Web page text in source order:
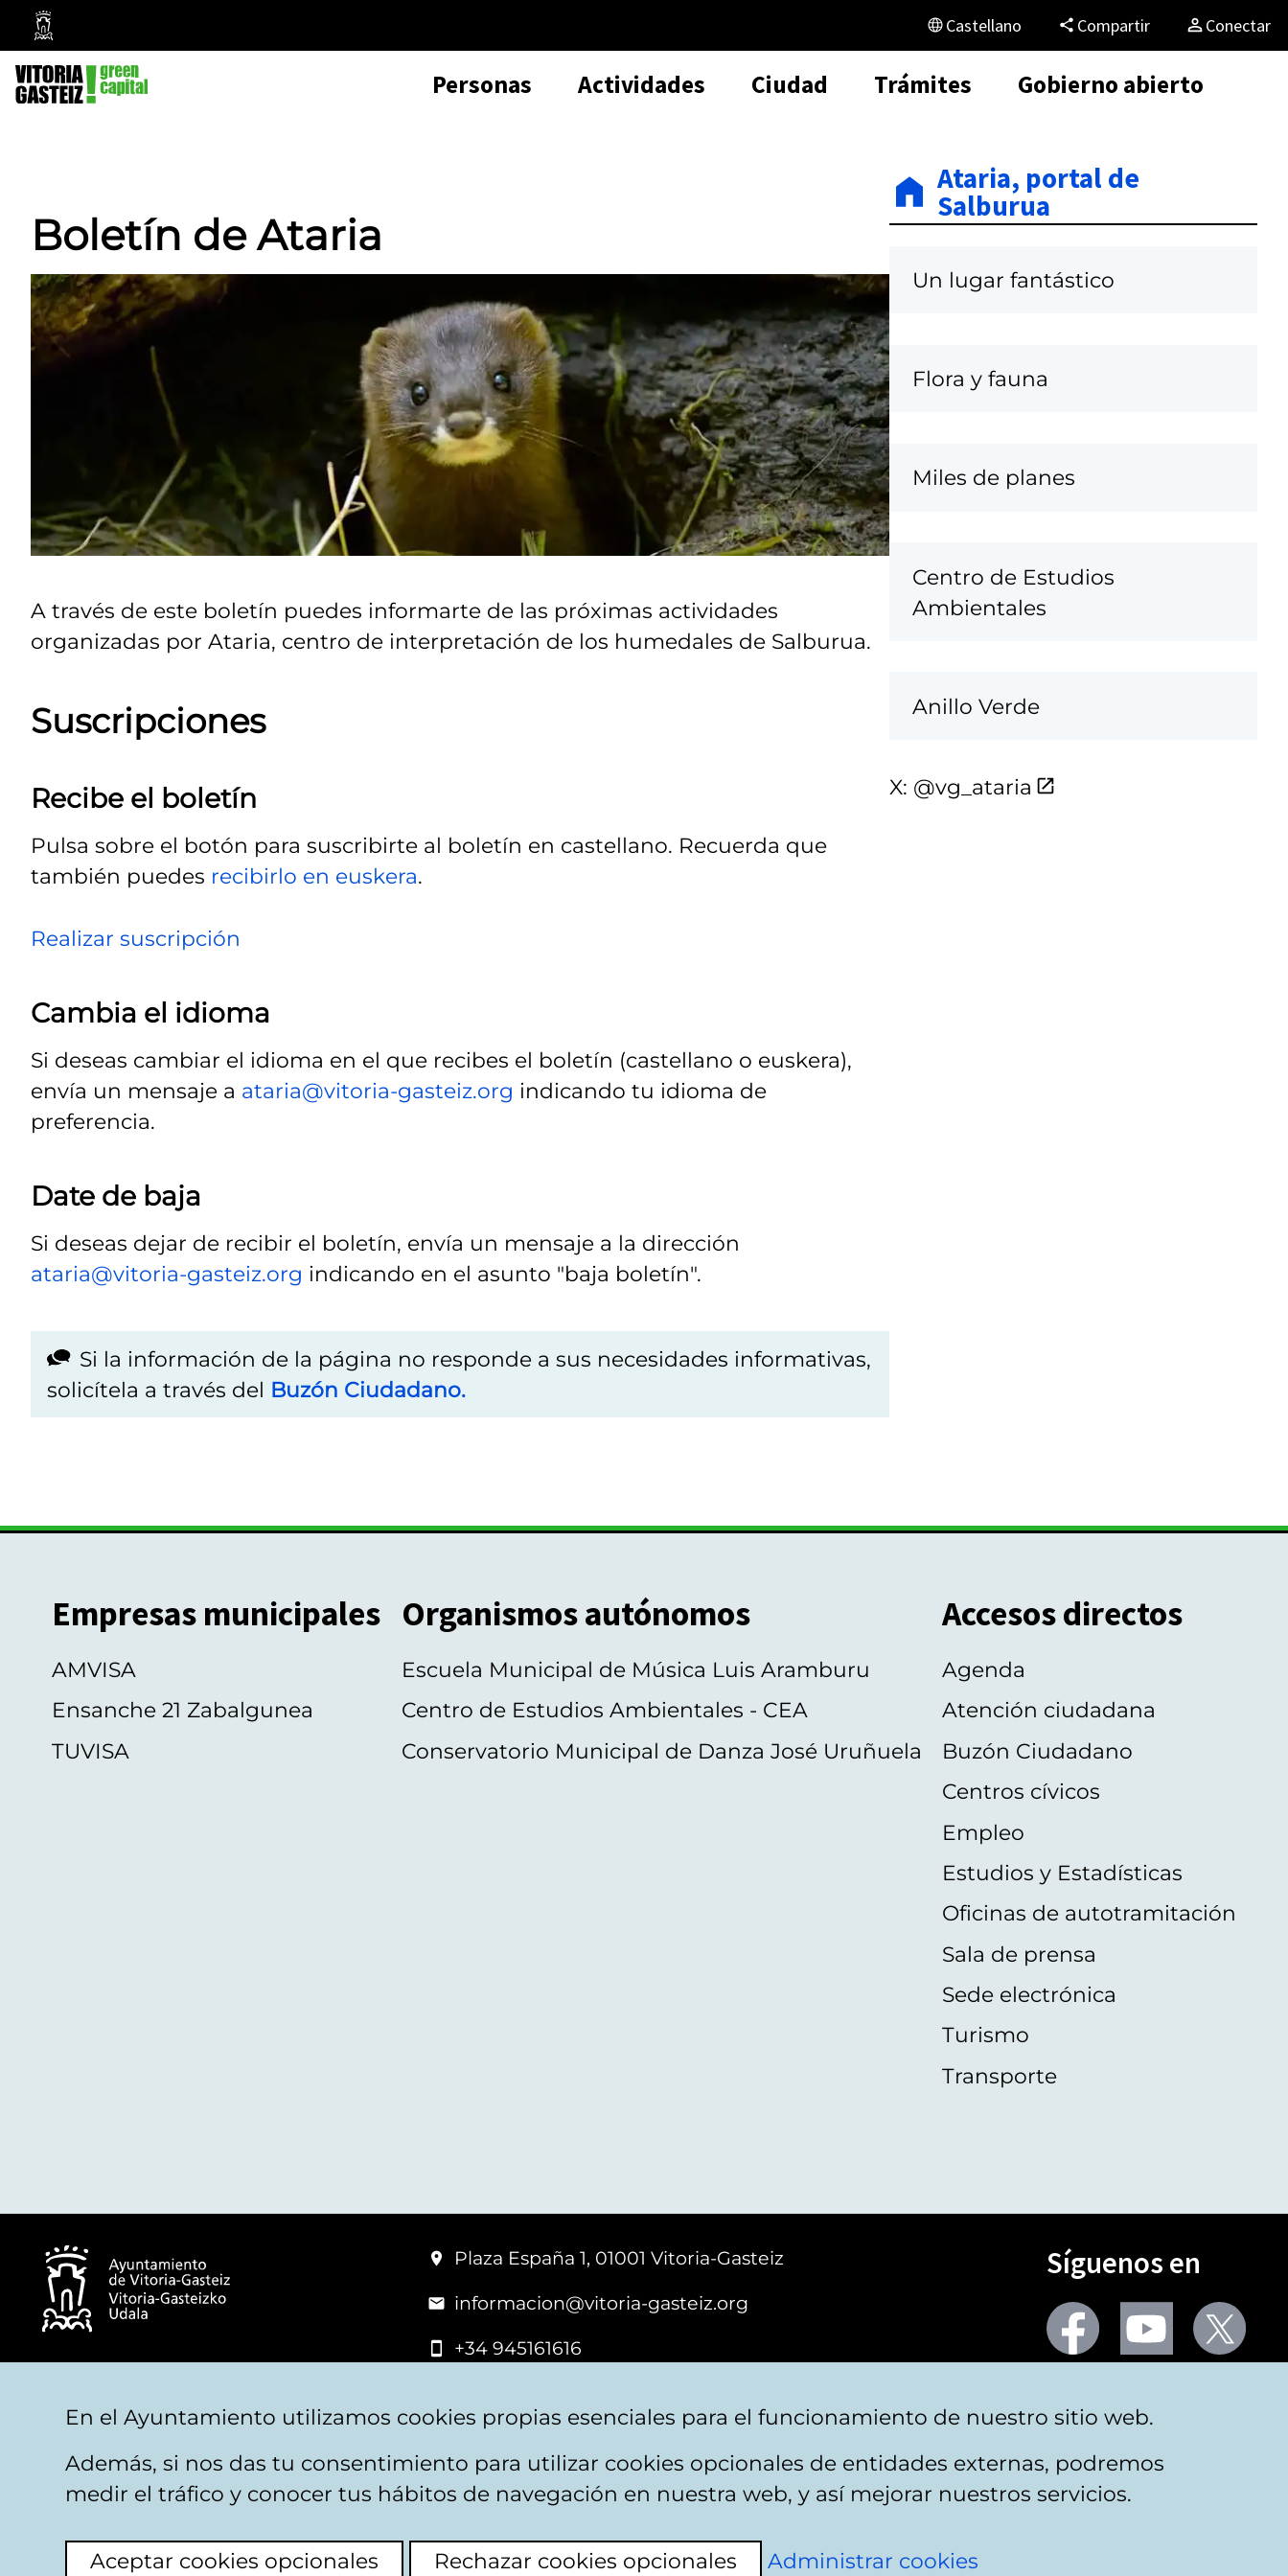
Ayuntamiento
Vitoria-
Gasteiz
Castellano Compartir Conectar
Personas Actividades Ciudad Trámites Gobierno abierto
Boletín de Ataria
A través de este boletín puedes informarte de las próximas actividades
organizadas por Ataria, centro de interpretación de los humedales de Salburua.
Suscripciones
Recibe el boletín
Pulsa sobre el botón para suscribirte al boletín en castellano. Recuerda que
también puedes recibirlo en euskera.
Realizar suscripción
Cambia el idioma
Si deseas cambiar el idioma en el que recibes el boletín (castellano o euskera),
envía un mensaje a ataria@vitoria-gasteiz.org indicando tu idioma de
preferencia.
Date de baja
Si deseas dejar de recibir el boletín, envía un mensaje a la dirección
ataria@vitoria-gasteiz.org indicando en el asunto "baja boletín".
Si la información de la página no responde a sus necesidades informativas,
solicítela a través del Buzón Ciudadano.
Ataria, portal de
Salburua
Un lugar fantástico
Flora y fauna
Miles de planes
Centro de Estudios
Ambientales
Anillo Verde
X: @vg_ataria
Empresas municipales
AMVISA
Ensanche 21 Zabalgunea
TUVISA
Organismos autónomos
Escuela Municipal de Música Luis Aramburu
Centro de Estudios Ambientales - CEA
Conservatorio Municipal de Danza José Uruñuela
Accesos directos
Agenda
Atención ciudadana
Buzón Ciudadano
Centros cívicos
Empleo
Estudios y Estadísticas
Oficinas de autotramitación
Sala de prensa
Sede electrónica
Turismo
Transporte
Plaza España 1, 01001 Vitoria-Gasteiz
informacion@vitoria-gasteiz.org
+34 945161616
Síguenos en
Seguir
en
facebook
Seguir
en
youtubeX
Aviso legal Privacidad Politica de cookies Mapa web Accesibilidad
En el Ayuntamiento utilizamos cookies propias esenciales para el funcionamiento de nuestro sitio web.
Además, si nos das tu consentimiento para utilizar cookies opcionales de entidades externas, podremos
medir el tráfico y conocer tus hábitos de navegación en nuestra web, y así mejorar nuestros servicios.
Aceptar cookies opcionales Rechazar cookies opcionales Administrar cookies